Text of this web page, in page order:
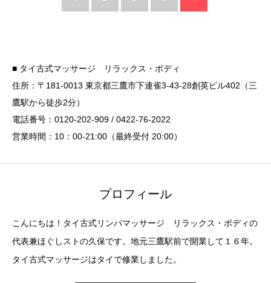
■ タイ古式マッサージ リラックス・ボディ
住所：〒181-0013 東京都三鷹市下連雀3-43-28創英ビル402（三
鷹駅から徒歩2分）
電話番号：0120-202-909 / 0422-76-2022
営業時間：10：00-21:00（最終受付 20:00）
プロフィール
こんにちは！タイ古式リンパマッサージ リラックス・ボディの
代表兼ほぐしストの久保です。地元三鷹駅前で開業して１６年。
タイ古式マッサージはタイで修業しました。